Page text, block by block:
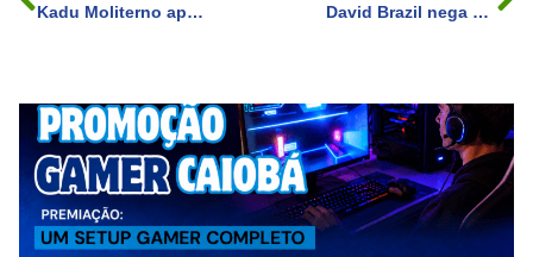
Kadu Moliterno aprova harmonização facial aos 70; ‘posso fazer papel de 50’ David Brazil nega que esteja articulando enredo sobre Neymar